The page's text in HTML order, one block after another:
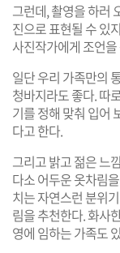
그런데, 촬영을 하러
진으로 표현될 수 있
사진작가에게 조언
일단 우리 가족만의
청바지라도 좋다. 따
기를 정해 맞춰 입어
다고 한다.
그리고 밝고 젊은 느
다소 어두운 옷차림
치는 자연스런 분위
림을 추천한다. 화사
영에 임하는 가족도